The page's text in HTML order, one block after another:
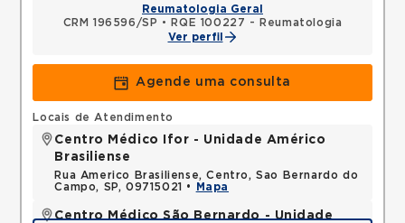
Reumatologia Geral
CRM 196596/SP •
RQE 100227 - Reumatologia
Ver perfil
Agende uma consulta
Locais de Atendimento
Centro Médico Ifor - Unidade Américo
Brasiliense
Rua Americo Brasiliense, Centro, Sao Bernardo do
Campo, SP, 09715021 •
Mapa
Centro Médico São Bernardo - Unidade